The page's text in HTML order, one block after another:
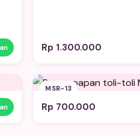
Rp 1.300.000
MSR-13
Rp 700.000